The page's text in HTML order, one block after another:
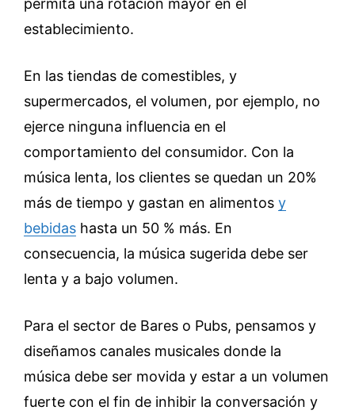
permita una rotación mayor en el
establecimiento.
En las tiendas de comestibles, y
supermercados, el volumen, por ejemplo, no
ejerce ninguna influencia en el
comportamiento del consumidor. Con la
música lenta, los clientes se quedan un 20%
más de tiempo y gastan en alimentos y
bebidas hasta un 50 % más. En
consecuencia, la música sugerida debe ser
lenta y a bajo volumen.
Para el sector de Bares o Pubs, pensamos y
diseñamos canales musicales donde la
música debe ser movida y estar a un volumen
fuerte con el fin de inhibir la conversación y